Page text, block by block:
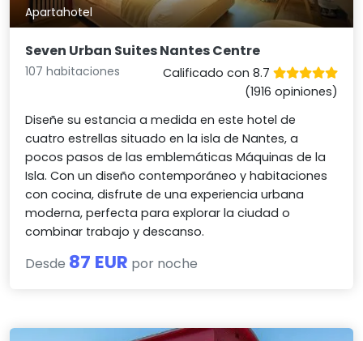
Apartahotel
Seven Urban Suites Nantes Centre
107 habitaciones
Calificado con 8.7
(1916 opiniones)
Diseñe su estancia a medida en este hotel de
cuatro estrellas situado en la isla de Nantes, a
pocos pasos de las emblemáticas Máquinas de la
Isla. Con un diseño contemporáneo y habitaciones
con cocina, disfrute de una experiencia urbana
moderna, perfecta para explorar la ciudad o
combinar trabajo y descanso.
Desde 87 EUR por noche